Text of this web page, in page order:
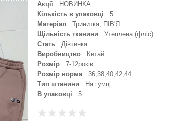
Акції: НОВИНКА
Кількість в упаковці: 5
Матеріал: Тринитка, ПІВ'Я
Щільність тканини: Утеплена (фліс)
Стать: Дівчинка
Виробництво: Китай
Розмір: 7-12років
Розмір норма: 36,38,40,42,44
Тип штанини: На гумці
В упаковці: 5